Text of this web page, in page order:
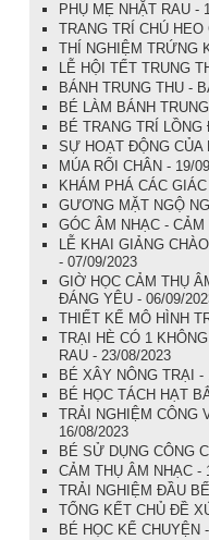
PHỤ MẸ NHẶT RAU -
TRANG TRÍ CHÚ HEO
THÍ NGHIỆM TRỨNG
LỄ HỘI TẾT TRUNG
BÁNH TRUNG THU -
BÉ LÀM BÁNH
BÉ TRANG TRÍ
SỰ HOẠT ĐỘNG CỦA
MÚA RỐI CHÂN - 19/
KHÁM PHÁ CÁC
GƯƠNG MẶT NGỘ
GÓC ÂM NHẠC -
LỄ KHAI GIẢNG
- 07/09/2023
GIỜ HỌC CẢM THỤ
ĐÁNG YÊU - 06/09/
THIẾT KẾ MÔ HÌNH
TRẠI HÈ CÓ 1
RAU - 23/08/2023
BÉ XÂY NÔNG TRẠI -
BÉ HỌC TÁCH HẠT
TRẢI NGHIỆM CÔNG
16/08/2023
BÉ SỬ DỤNG CÔNG
CẢM THỤ ÂM NHẠC -
TRẢI NGHIỆM ĐẦU
TỔNG KẾT CHỦ ĐỀ
BÉ HỌC KỂ CHUYỆN